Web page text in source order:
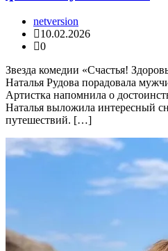
netversion
10.02.2026
0
Звезда комедии «Счастья!
Наталья Рудова порадовала
Артистка напомнила о
Наталья выложила интересный
путешествий. […]